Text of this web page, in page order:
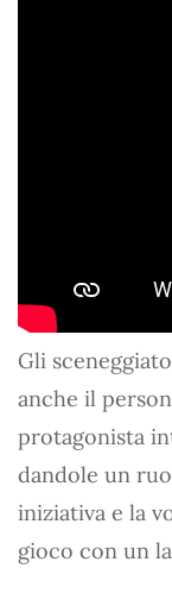
Gli
anche il
protagonista
dandole un
iniziativa e la
gioco con un